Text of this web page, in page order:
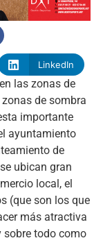
LinkedIn
las zonas de
de sombra
importante
ayuntamiento
de
ubican gran
local, el
(que son los que
más atractiva
sobre todo como